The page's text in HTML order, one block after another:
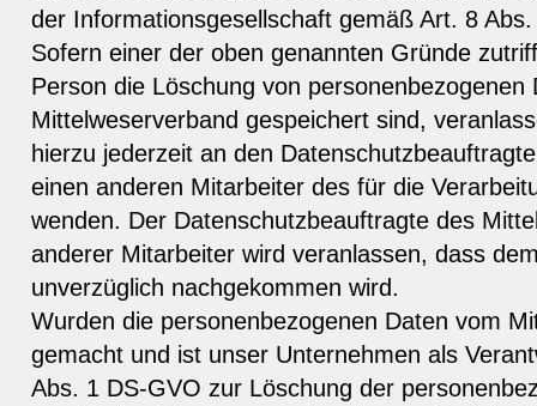
der Informationsgesellschaft gemäß Art. 8
Sofern einer der oben genannten Gründe
Person die Löschung von personenbezogenen
Mittelweserverband gespeichert sind,
hierzu jederzeit an den
einen anderen Mitarbeiter des für die
wenden. Der Datenschutzbeauftragte des
anderer Mitarbeiter wird veranlassen, dass
unverzüglich nachgekommen wird.
Wurden die personenbezogenen Daten vom
gemacht und ist unser Unternehmen als
Abs. 1 DS-GVO zur Löschung der